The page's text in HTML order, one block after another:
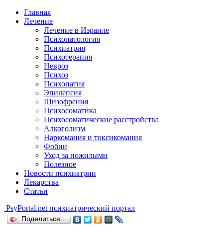
Главная
Лечение
Лечение в Израиле
Психопатология
Психиатрия
Психотерапия
Невроз
Психоз
Психопатия
Эпилепсия
Шизофрения
Психосоматика
Психосоматические расстройства
Алкоголизм
Наркомания и токсикомания
Фобии
Уход за пожилыми
Полезное
Новости психиатрии
Лекарства
Статьи
PsyPortal.net психиатрический портал
Поделиться…